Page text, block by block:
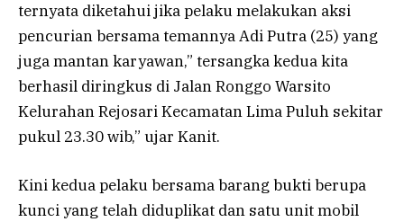
ternyata diketahui jika pelaku melakukan aksi
pencurian bersama temannya Adi Putra (25) yang
juga mantan karyawan,” tersangka kedua kita
berhasil diringkus di Jalan Ronggo Warsito
Kelurahan Rejosari Kecamatan Lima Puluh sekitar
pukul 23.30 wib,” ujar Kanit.
Kini kedua pelaku bersama barang bukti berupa
kunci yang telah diduplikat dan satu unit mobil